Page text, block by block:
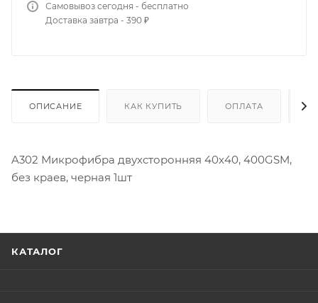
Самовывоз сегодня - бесплатно
Доставка завтра - 390 ₽
ОПИСАНИЕ КАК КУПИТЬ ОПЛАТА
A302 Микрофибра двухсторонняя 40x40, 400GSM,
без краев, черная 1шт
КАТАЛОГ